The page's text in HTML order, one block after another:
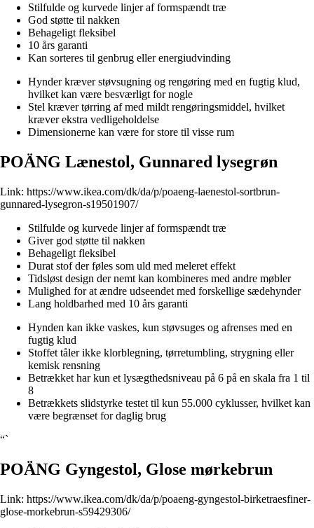
Stilfulde og kurvede linjer af formspændt træ
God støtte til nakken
Behageligt fleksibel
10 års garanti
Kan sorteres til genbrug eller energiudvinding
Hynder kræver støvsugning og rengøring med en fugtig klud,
hvilket kan være besværligt for nogle
Stel kræver tørring af med mildt rengøringsmiddel, hvilket
kræver ekstra vedligeholdelse
Dimensionerne kan være for store til visse rum
POÄNG Lænestol, Gunnared lysegrøn
Link: https://www.ikea.com/dk/da/p/poaeng-laenestol-sortbrun-
gunnared-lysegron-s19501907/
Stilfulde og kurvede linjer af formspændt træ
Giver god støtte til nakken
Behageligt fleksibel
Durat stof der føles som uld med meleret effekt
Tidsløst design der nemt kan kombineres med andre møbler
Mulighed for at ændre udseendet med forskellige sædehynder
Lang holdbarhed med 10 års garanti
Hynden kan ikke vaskes, kun støvsuges og afrenses med en
fugtig klud
Stoffet tåler ikke klorblegning, tørretumbling, strygning eller
kemisk rensning
Betrækket har kun et lysægthedsniveau på 6 på en skala fra 1 til
8
Betrækkets slidstyrke testet til kun 55.000 cyklusser, hvilket kan
være begrænset for daglig brug
“`
POÄNG Gyngestol, Glose mørkebrun
Link: https://www.ikea.com/dk/da/p/poaeng-gyngestol-birketraesfiner-
glose-morkebrun-s59429306/